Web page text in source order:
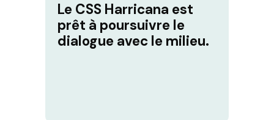
Le CSS Harricana est
prêt à poursuivre le
dialogue avec le milieu.